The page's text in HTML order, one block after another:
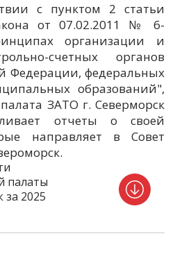
с пунктом 2 статьи
от 07.02.2011 № 6-
организации и
счетных органов
Федерации, федеральных
образований",
ЗАТО г. Северморск
отчеты о своей
направляет в Совет
палаты
за 2025